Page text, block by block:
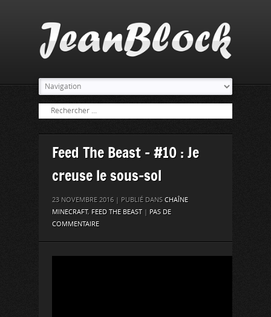
Feed The Beast – #10 : Je
creuse le sous-sol
23 NOVEMBRE 2016 | PUBLIÉ DANS CHAÎNE
MINECRAFT, FEED THE BEAST| PAS DE
COMMENTAIRE